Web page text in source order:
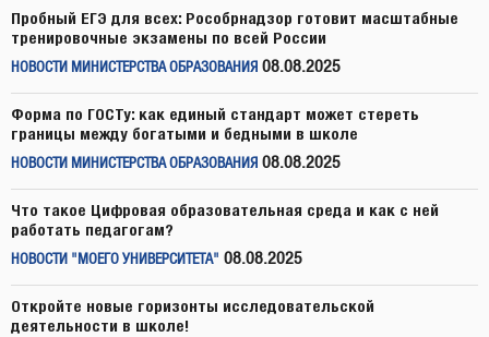
Пробный ЕГЭ для всех: Рособрнадзор готовит масштабные
тренировочные экзамены по всей России
НОВОСТИ МИНИСТЕРСТВА ОБРАЗОВАНИЯ 08.08.2025
Форма по ГОСТу: как единый стандарт может стереть
границы между богатыми и бедными в школе
НОВОСТИ МИНИСТЕРСТВА ОБРАЗОВАНИЯ 08.08.2025
Что такое Цифровая образовательная среда и как с ней
работать педагогам?
НОВОСТИ "МОЕГО УНИВЕРСИТЕТА" 08.08.2025
Откройте новые горизонты исследовательской
деятельности в школе!